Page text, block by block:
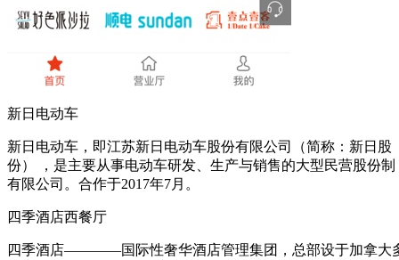
新日电动车
新日电动车，即江苏新日电动车股份有限公司（简称：新日股
份） ，是主要从事电动车研发、生产与销售的大型民营股份制
有限公司。合作于2017年7月。
四季酒店西餐厅
四季酒店————国际性奢华酒店管理集团，总部设于加拿大